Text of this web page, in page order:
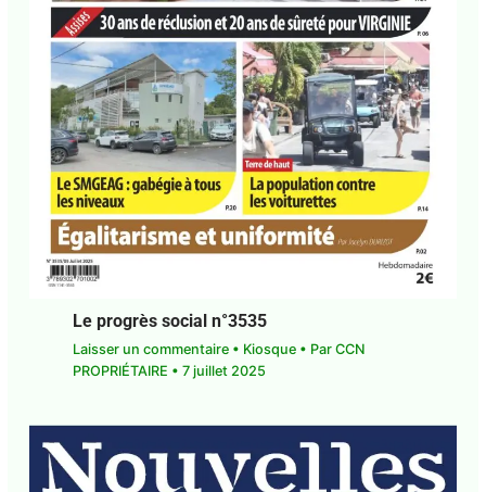
Le progrès social n°3535
Laisser un commentaire • Kiosque• Par CCN
PROPRIÉTAIRE • 7 juillet 2025